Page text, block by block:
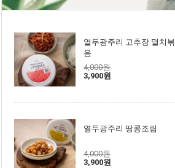
열두광주리 고추장 멸치볶
음
4,000원
3,900원
열두광주리 땅콩조림
4,000원
3,900원